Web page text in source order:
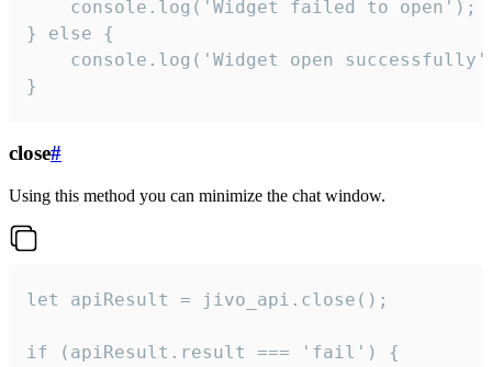
    console.log('Widget failed to open');
} else {
console.log('Widget open
}
close#
Using this method you can minimize the chat window.
let apiResult = jivo_api.close();
if (apiResult.result === 'fail') {